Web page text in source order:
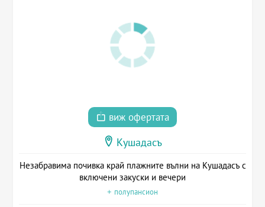
виж офертата
Кушадасъ
Незабравима почивка край плажните вълни на Кушадасъ с
включени закуски и вечери
+ полупансион